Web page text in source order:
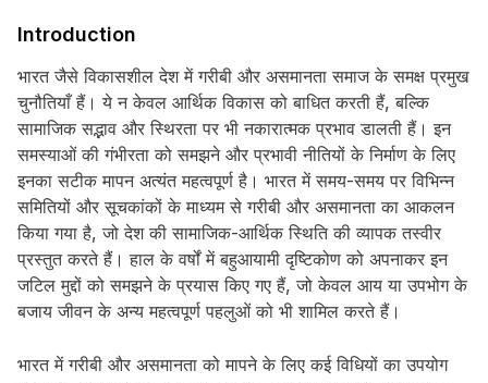
Introduction
भारत जैसे विकासशील देश में गरीबी और असमानता समाज के समक्ष प्रमुख
चुनौतियाँ हैं। ये न केवल आर्थिक विकास को बाधित करती हैं, बल्कि
सामाजिक सद्भाव और स्थिरता पर भी नकारात्मक प्रभाव डालती हैं। इन
समस्याओं की गंभीरता को समझने और प्रभावी नीतियों के निर्माण के लिए
इनका सटीक मापन अत्यंत महत्वपूर्ण है। भारत में समय-समय पर विभिन्न
समितियों और सूचकांकों के माध्यम से गरीबी और असमानता का आकलन
किया गया है, जो देश की सामाजिक-आर्थिक स्थिति की व्यापक तस्वीर
प्रस्तुत करते हैं। हाल के वर्षों में बहुआयामी दृष्टिकोण को अपनाकर इन
जटिल मुद्दों को समझने के प्रयास किए गए हैं, जो केवल आय या उपभोग के
बजाय जीवन के अन्य महत्वपूर्ण पहलुओं को भी शामिल करते हैं।
भारत में गरीबी और असमानता को मापने के लिए कई विधियों का उपयोग